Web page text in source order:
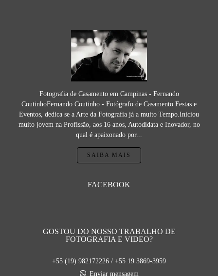
Fotografia de Casamento em Campinas - Fernando
CoutinhoFernando Coutinho - Fotógrafo de Casamento Festas e
Eventos, dedica se a Arte da Fotografia já a muito Tempo.Iniciou
muito jovem na Profissão, aos 16 anos, Autodidata e Inovador, no
qual é apaixonado por...
SAIBA MAIS
FACEBOOK
GOSTOU DO NOSSO TRABALHO DE
FOTOGRAFIA E VIDEO?
+55 (19) 982172226 / +55 19 3869-3959
Enviar mensagem